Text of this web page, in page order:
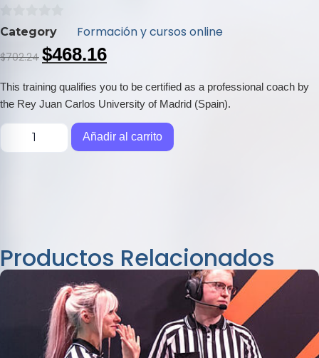
0
5
Category Formación y cursos online
$702.24 $468.16
This training qualifies you to be certified as a professional coach by
the Rey Juan Carlos University of Madrid (Spain).
Añadir al carrito
Productos Relacionados